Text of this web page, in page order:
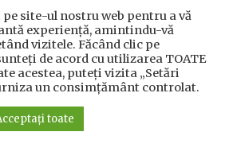
site-ul nostru web pentru a vă
experiență, amintindu-vă
vizitele. Făcând clic pe
de acord cu utilizarea TOATE
acestea, puteți vizita „Setări
un consimțământ controlat.
toate